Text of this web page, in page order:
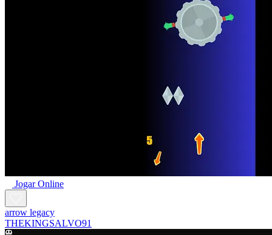
Jogar Online
arrow legacy
THEKINGSALVO91